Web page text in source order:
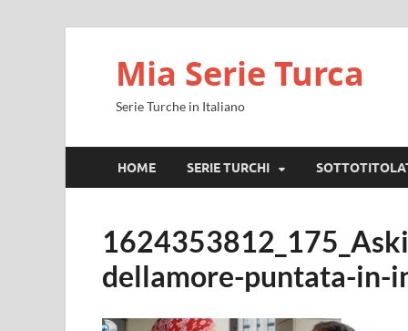
Mia Serie Turca
Serie Turche in Italiano
HOME SERIE TURCHI
dellamore-puntata-in-